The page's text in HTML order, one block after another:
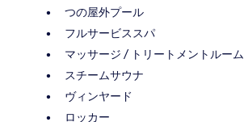
つの屋外プール
フルサービススパ
マッサージ / トリートメントルーム
スチームサウナ
ヴィンヤード
ロッカー